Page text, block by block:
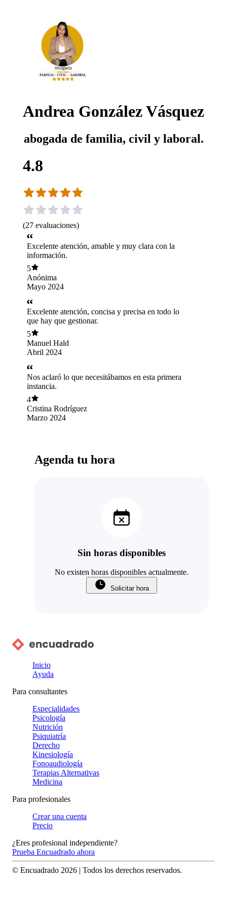
Andrea González Vásquez
abogada de familia, civil y laboral.
4.8
(27 evaluaciones)
Excelente atención, amable y muy clara con la
información.
5
Anónima
Mayo 2024
Excelente atención, concisa y precisa en todo lo
que hay que gestionar.
5
Manuel Hald
Abril 2024
Nos aclaró lo que necesitábamos en esta primera
instancia.
4
Cristina Rodríguez
Marzo 2024
Agenda tu hora
Sin horas disponibles
No existen horas disponibles actualmente.
Solicitar hora
Inicio
Ayuda
Para consultantes
Especialidades
Psicología
Nutrición
Psiquiatría
Derecho
Kinesiología
Fonoaudiología
Terapias Alternativas
Medicina
Para profesionales
Crear una cuenta
Precio
¿Eres profesional independiente?
Prueba Encuadrado ahora
© Encuadrado 2026 | Todos los derechos reservados.